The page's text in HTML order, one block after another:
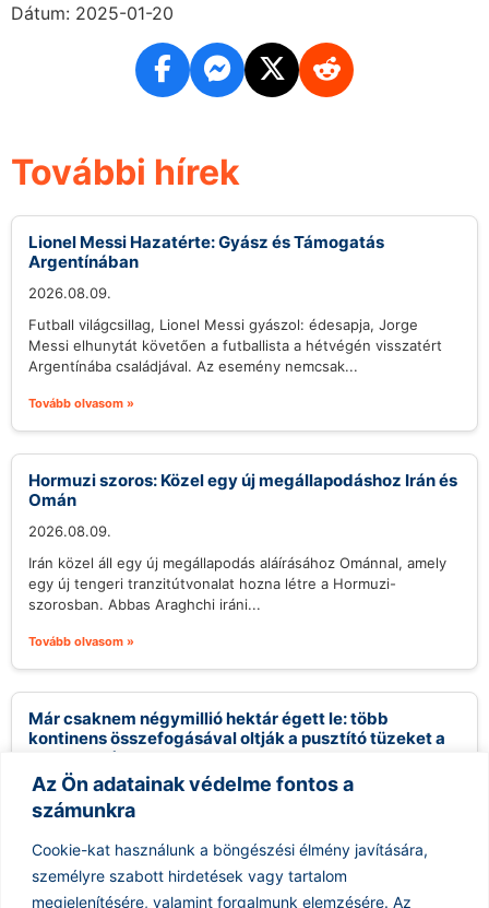
Az Ön adatainak védelme fontos a
számunkra
Cookie-kat használunk a böngészési élmény javítására,
személyre szabott hirdetések vagy tartalom
megjelenítésére, valamint forgalmunk elemzésére. Az
Dátum: 2025-01-20
További hírek
Lionel Messi Hazatérte: Gyász és Támogatás
Argentínában
2026.08.09.
Futball világcsillag, Lionel Messi gyászol: édesapja, Jorge
Messi elhunytát követően a futballista a hétvégén visszatért
Argentínába családjával. Az esemény nemcsak...
Tovább olvasom »
Hormuzi szoros: Közel egy új megállapodáshoz Irán és
Omán
2026.08.09.
Irán közel áll egy új megállapodás aláírásához Ománnal, amely
egy új tengeri tranzitútvonalat hozna létre a Hormuzi-
szorosban. Abbas Araghchi iráni...
Tovább olvasom »
Már csaknem négymillió hektár égett le: több
kontinens összefogásával oltják a pusztító tüzeket a
tengerentúlon
2026.08.08.
A nyugat-kanadai Brit Columbia tartományban tomboló
erdőtüzek súlyos helyzetet idéztek elő, emiatt rendkívüli
állapotot hirdettek a Summerland térségében. A tűz...
Tovább olvasom »